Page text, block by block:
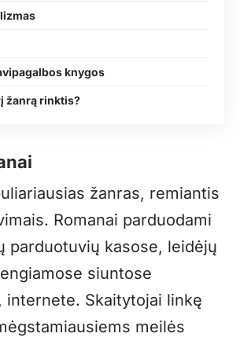
knygos
žanrą rinktis?
žanras, remiantis
Romanai parduodami
parduotuvių kasose, leidėjų
siuntose
internete. Skaitytojai linkę
meilės